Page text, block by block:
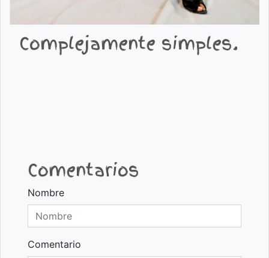
Complejamente simples.
Comentarios
Nombre
Comentario